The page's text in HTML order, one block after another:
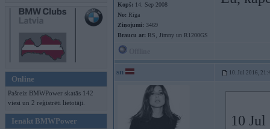
Online
Pašreiz BMWPower skatās 142
viesi un 2 reģistrēti lietotāji.
Ienākt BMWPower
Kopš: 14. Sep 2008
No: Rīga
Ziņojumi: 3469
Braucu ar: RS, Jimny un R1200GS
sn 10. Jul 2016,
10